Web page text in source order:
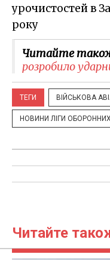
урочистостей в
року
Читайте
розробило
ТЕГИ ВІЙСЬКОВА
НОВИНИ ЛІГИ
Читайте